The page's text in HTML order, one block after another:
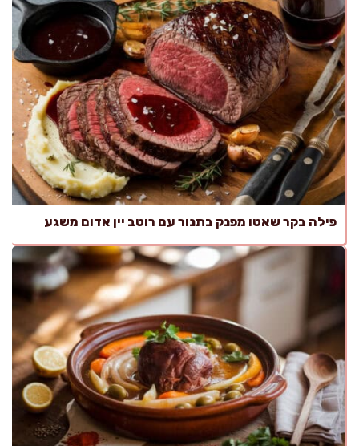
פילה בקר שאטו מפנק בתנור עם רוטב יין אדום משגע